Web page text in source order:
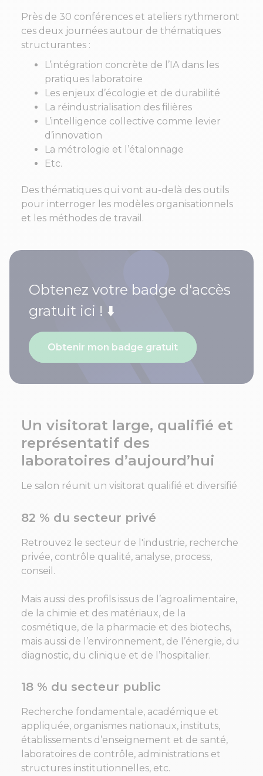
Près de 30 conférences et ateliers rythmeront
ces deux journées autour de thématiques
structurantes :
L’intégration concrète de l’IA dans les
pratiques laboratoire
Les enjeux d’écologie et de durabilité
La réindustrialisation des filières
L’intelligence collective comme levier
d’innovation
La métrologie et l’étalonnage
Etc.
Des thématiques qui vont au-delà des outils
pour interroger les modèles organisationnels
et les méthodes de travail.
Obtenez votre badge d'accès
gratuit ici ! ⬇️
Obtenir mon badge gratuit
Un visitorat large, qualifié et
représentatif des
laboratoires d’aujourd’hui
Le salon réunit un visitorat qualifié et diversifié
82 % du secteur privé
Retrouvez le secteur de l'industrie, recherche
privée, contrôle qualité, analyse, process,
conseil.
Mais aussi des profils issus de l’agroalimentaire,
de la chimie et des matériaux, de la
cosmétique, de la pharmacie et des biotechs,
mais aussi de l’environnement, de l’énergie, du
diagnostic, du clinique et de l’hospitalier.
18 % du secteur public
Recherche fondamentale, académique et
appliquée, organismes nationaux, instituts,
établissements d’enseignement et de santé,
laboratoires de contrôle, administrations et
structures institutionnelles, etc.